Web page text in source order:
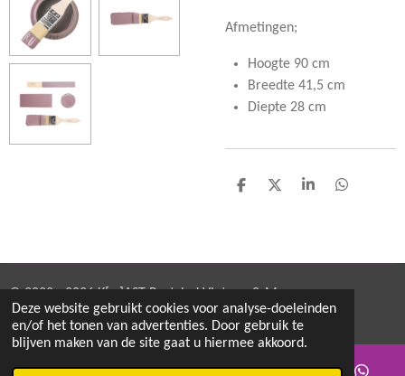
Deze website gebruikt cookies voor analyse-doeleinden
en/of het tonen van advertenties. Door gebruik te
blijven maken van de site gaat u hiermee akkoord.
Afmetingen;
Hoogte 90 cm
Breedte 41,5 cm
Diepte 28 cm
D
D
S
D
© 2022 - 2026 K[w]AST Restyled Vintage & More
Powered byJouwWeb